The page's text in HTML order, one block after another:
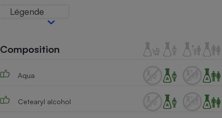
Légende
Composition
Aqua
Cetearyl alcohol
Plaque de cuisson à
Smartphone
Climatiseur -
Ventilateur